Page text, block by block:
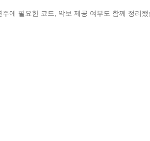
에 필요한 코드, 악보 제공 여부도 함께 정리